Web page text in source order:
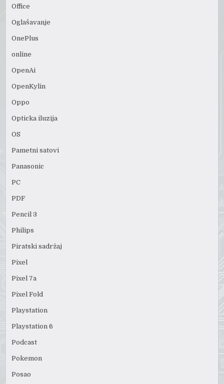
Office
Oglašavanje
OnePlus
online
OpenAi
OpenKylin
Oppo
Opticka iluzija
OS
Pametni satovi
Panasonic
PC
PDF
Pencil 3
Philips
Piratski sadržaj
Pixel
Pixel 7a
Pixel Fold
Playstation
Playstation 6
Podcast
Pokemon
Posao